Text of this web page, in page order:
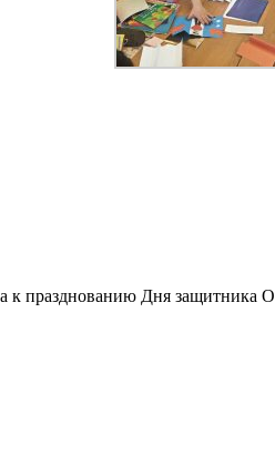
к празднованию Дня защитника